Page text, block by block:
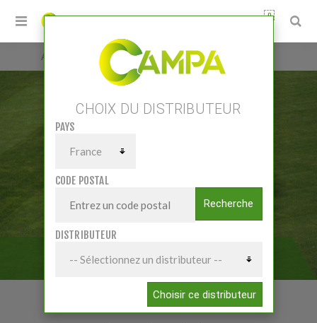
0
Accueil Matériels / Matériels Collectivités
Etraves - Lames à neige
ETRAVES - LAMES À NEIGE
CHOIX DU DISTRIBUTEUR
PAYS
CODE POSTAL
Recherche
DISTRIBUTEUR
Choisir ce distributeur